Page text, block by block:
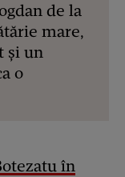
de la
mare,
și un
o
în